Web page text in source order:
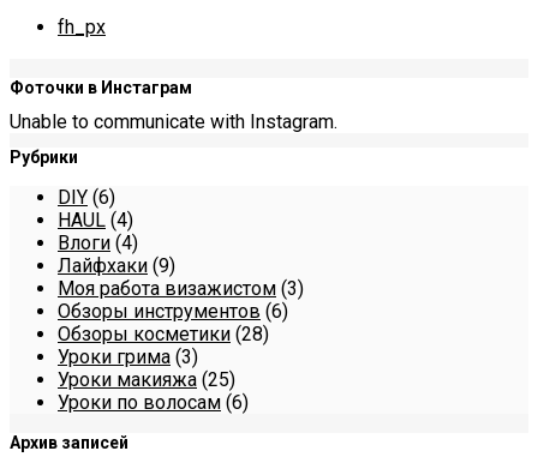
fh_px
Фоточки в Инстаграм
Unable to communicate with Instagram.
Рубрики
DIY (6)
HAUL (4)
Влоги (4)
Лайфхаки (9)
Моя работа визажистом (3)
Обзоры инструментов (6)
Обзоры косметики (28)
Уроки грима (3)
Уроки макияжа (25)
Уроки по волосам (6)
Архив записей